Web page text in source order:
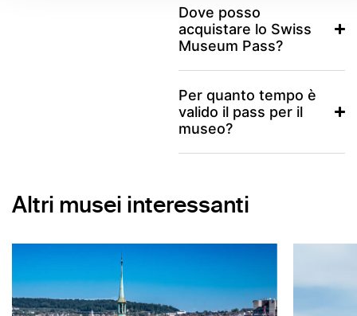
Dove posso
acquistare lo Swiss
Museum Pass?
Per quanto tempo è
valido il pass per il
museo?
Altri musei interessanti